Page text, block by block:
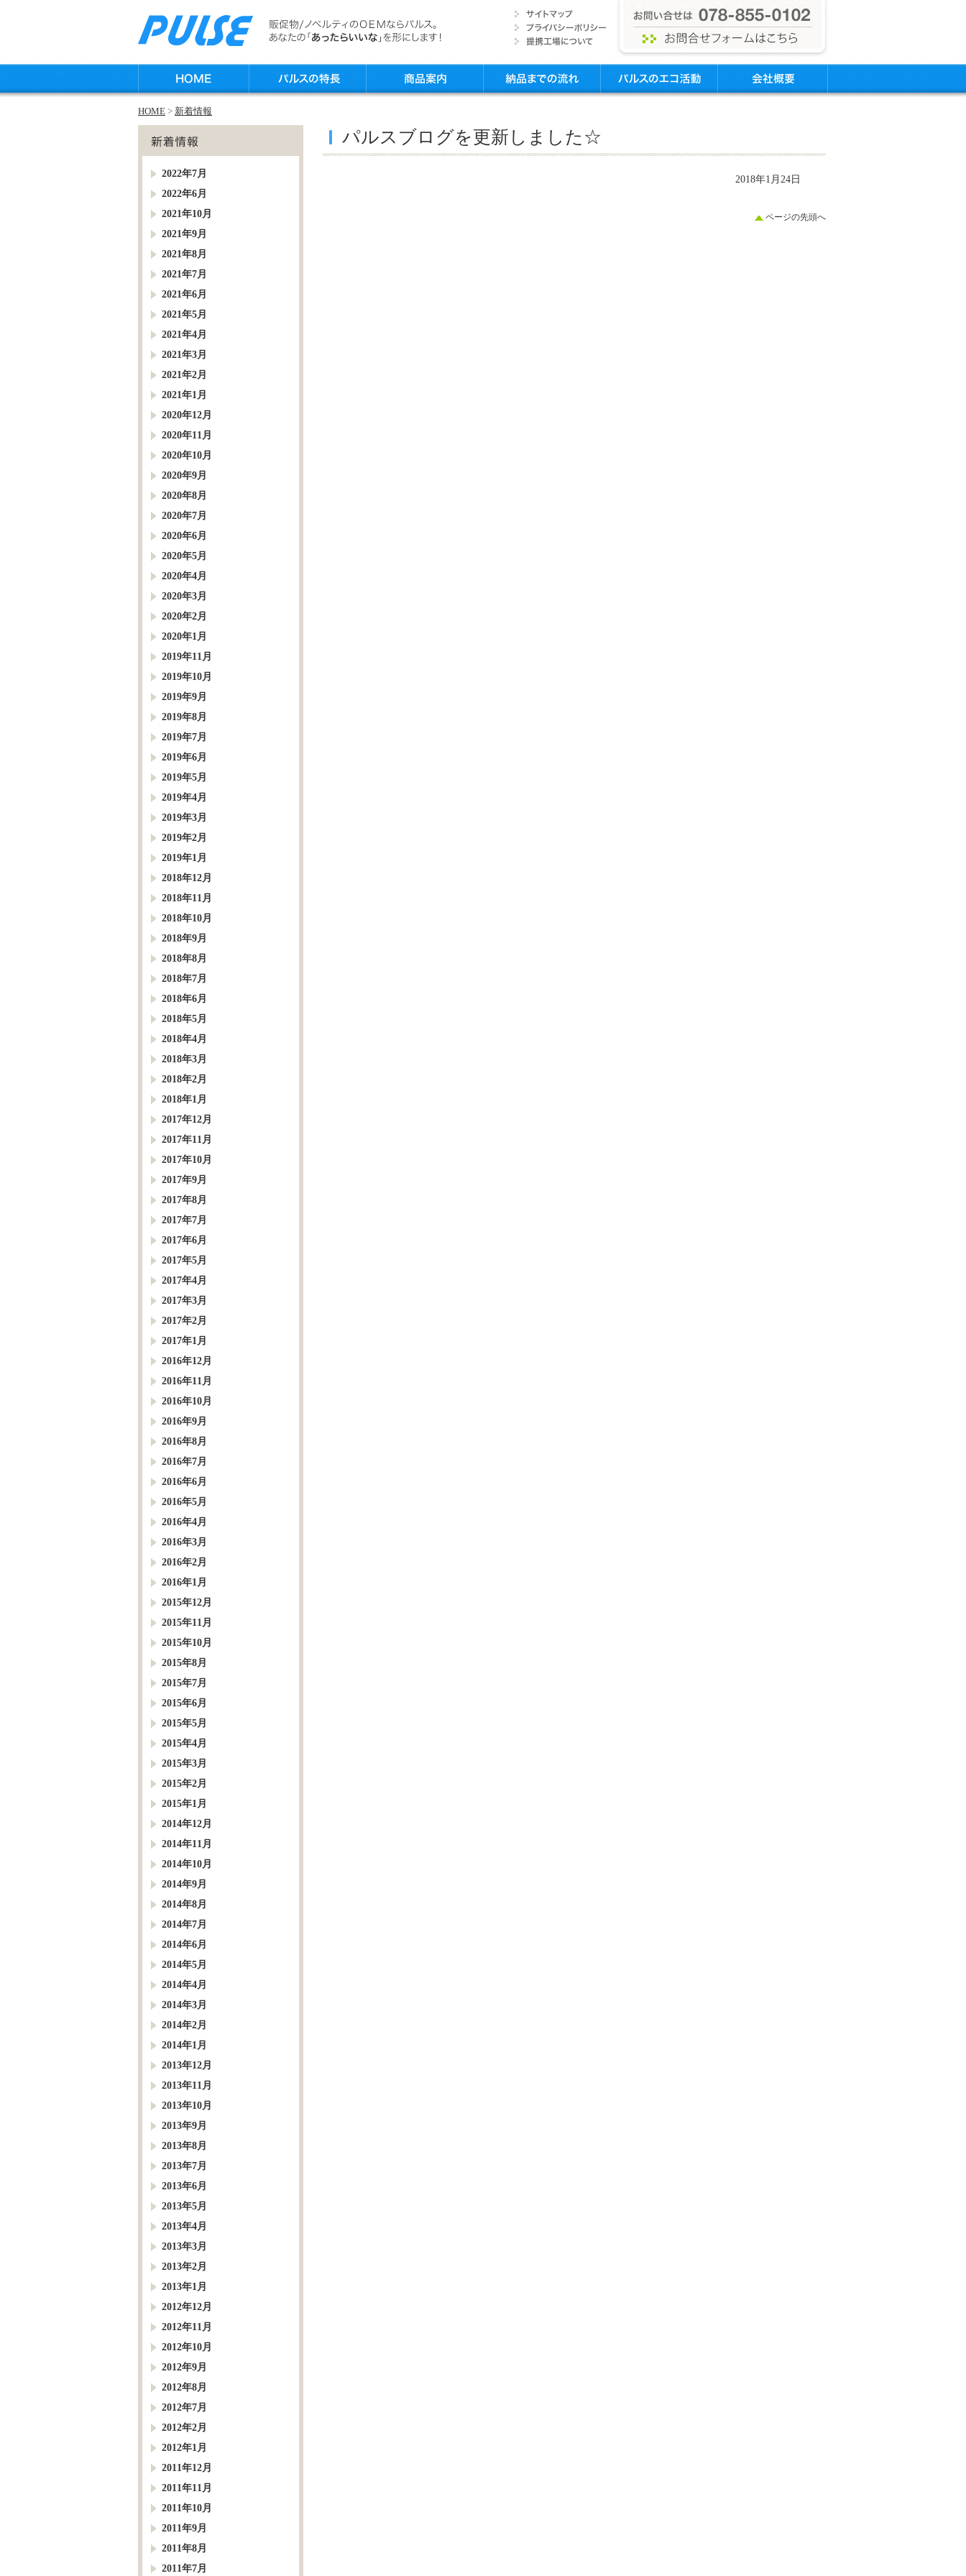
HOME > 新着情報
2022年7月
2022年6月
2021年10月
2021年9月
2021年8月
2021年7月
2021年6月
2021年5月
2021年4月
2021年3月
2021年2月
2021年1月
2020年12月
2020年11月
2020年10月
2020年9月
2020年8月
2020年7月
2020年6月
2020年5月
2020年4月
2020年3月
2020年2月
2020年1月
2019年11月
2019年10月
2019年9月
2019年8月
2019年7月
2019年6月
2019年5月
2019年4月
2019年3月
2019年2月
2019年1月
2018年12月
2018年11月
2018年10月
2018年9月
2018年8月
2018年7月
2018年6月
2018年5月
2018年4月
2018年3月
2018年2月
2018年1月
2017年12月
2017年11月
2017年10月
2017年9月
2017年8月
2017年7月
2017年6月
2017年5月
2017年4月
2017年3月
2017年2月
2017年1月
2016年12月
2016年11月
2016年10月
2016年9月
2016年8月
2016年7月
2016年6月
2016年5月
2016年4月
2016年3月
2016年2月
2016年1月
2015年12月
2015年11月
2015年10月
2015年8月
2015年7月
2015年6月
2015年5月
2015年4月
2015年3月
2015年2月
2015年1月
2014年12月
2014年11月
2014年10月
2014年9月
2014年8月
2014年7月
2014年6月
2014年5月
2014年4月
2014年3月
2014年2月
2014年1月
2013年12月
2013年11月
2013年10月
2013年9月
2013年8月
2013年7月
2013年6月
2013年5月
2013年4月
2013年3月
2013年2月
2013年1月
2012年12月
2012年11月
2012年10月
2012年9月
2012年8月
2012年7月
2012年2月
2012年1月
2011年12月
2011年11月
2011年10月
2011年9月
2011年8月
2011年7月
パルスブログを更新しました☆
2018年1月24日
ページの先頭へ